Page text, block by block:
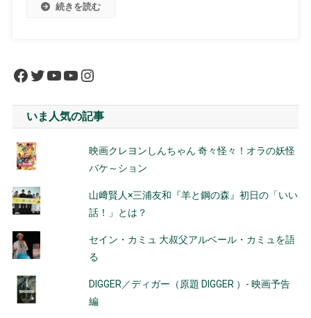
続きを読む
Facebook
Twitter
YouTube
YouTube
Instagram
いま人気の記事
映画クレヨンしんちゃん 奇々怪々！オラの妖怪
バケ～ション
山﨑賢人×三浦友和『羊と鋼の森』初日の「いい
話！」とは？
セイン・カミュ 大叔父アルベール・カミュを語
る
DIGGER／ディガー（原題 DIGGER ）- 映画予告
編